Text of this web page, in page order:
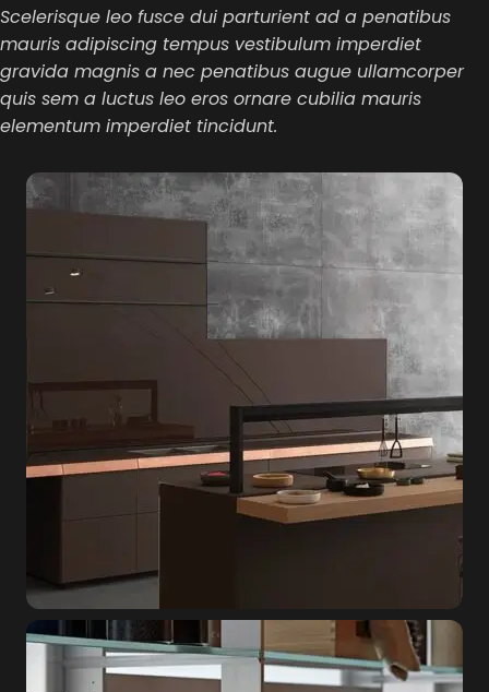
Scelerisque leo fusce dui parturient ad a penatibus
mauris adipiscing tempus vestibulum imperdiet
gravida magnis a nec penatibus augue ullamcorper
quis sem a luctus leo eros ornare cubilia mauris
elementum imperdiet tincidunt.